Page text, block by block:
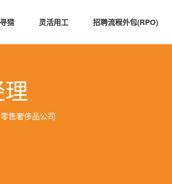
猎 灵活用工 招聘流程外包(RPO)
售奢侈品公司